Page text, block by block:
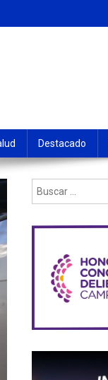
Destacado